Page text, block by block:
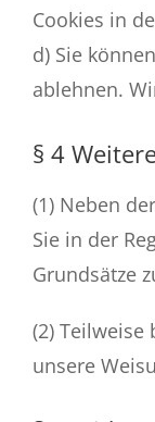
Cookies in
d) Sie
ablehnen.
§ 4
(1) Neben
Sie in der
Grundsätze
(2)
unsere